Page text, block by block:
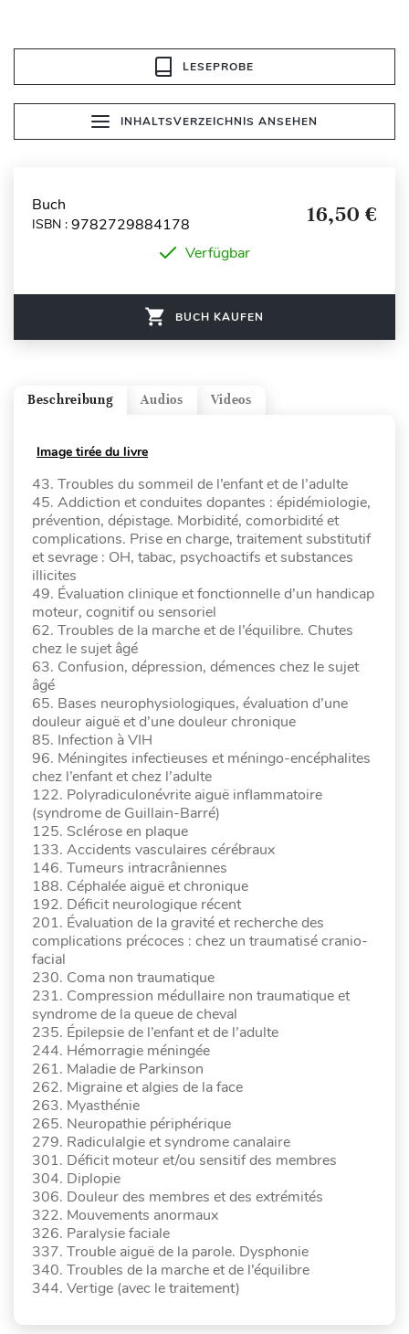
LESEPROBE
INHALTSVERZEICHNIS ANSEHEN
Buch
ISBN : 9782729884178 16,50 €
Verfügbar
BUCH KAUFEN
Videos
Audios
Beschreibung
Image tirée du livre
43. Troubles du sommeil de l’enfant et de l’adulte
45. Addiction et conduites dopantes : épidémiologie,
prévention, dépistage. Morbidité, comorbidité et
complications. Prise en charge, traitement substitutif
et sevrage : OH, tabac, psychoactifs et substances
illicites
49. Évaluation clinique et fonctionnelle d’un handicap
moteur, cognitif ou sensoriel
62. Troubles de la marche et de l’équilibre. Chutes
chez le sujet âgé
63. Confusion, dépression, démences chez le sujet
âgé
65. Bases neurophysiologiques, évaluation d’une
douleur aiguë et d’une douleur chronique
85. Infection à VIH
96. Méningites infectieuses et méningo-encéphalites
chez l’enfant et chez l’adulte
122. Polyradiculonévrite aiguë inflammatoire
(syndrome de Guillain-Barré)
125. Sclérose en plaque
133. Accidents vasculaires cérébraux
146. Tumeurs intracrâniennes
188. Céphalée aiguë et chronique
192. Déficit neurologique récent
201. Évaluation de la gravité et recherche des
complications précoces : chez un traumatisé cranio-
facial
230. Coma non traumatique
231. Compression médullaire non traumatique et
syndrome de la queue de cheval
235. Épilepsie de l’enfant et de l’adulte
244. Hémorragie méningée
261. Maladie de Parkinson
262. Migraine et algies de la face
263. Myasthénie
265. Neuropathie périphérique
279. Radiculalgie et syndrome canalaire
301. Déficit moteur et/ou sensitif des membres
304. Diplopie
306. Douleur des membres et des extrémités
322. Mouvements anormaux
326. Paralysie faciale
337. Trouble aiguë de la parole. Dysphonie
340. Troubles de la marche et de l’équilibre
344. Vertige (avec le traitement)